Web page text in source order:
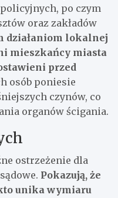
po czym
oraz zakładów
działaniom lokalnej
mieszkańcy miasta
przed
osób poniesie
czynów, co
organów ścigania.
ostrzeżenie dla
Pokazują, że
unika wymiaru